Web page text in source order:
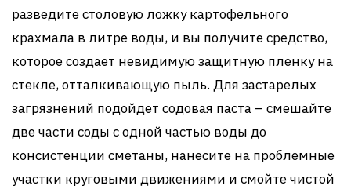
разведите столовую ложку картофельного
крахмала в литре воды, и вы получите средство,
которое создает невидимую защитную пленку на
стекле, отталкивающую пыль. Для застарелых
загрязнений подойдет содовая паста – смешайте
две части соды с одной частью воды до
консистенции сметаны, нанесите на проблемные
участки круговыми движениями и смойте чистой